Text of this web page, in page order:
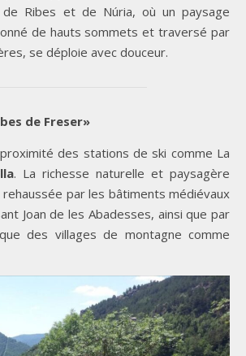
de Ribes et de Núria, où un paysage
de hauts sommets et traversé par
se déploie avec douceur.
de Freser»
des stations de ski comme La
. La richesse naturelle et paysagère
par les bâtiments médiévaux
Joan de les Abadesses, ainsi que par
des villages de montagne comme